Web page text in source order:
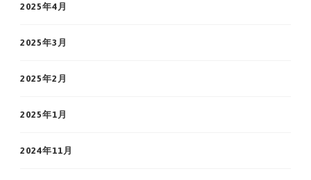
2025年4月
2025年3月
2025年2月
2025年1月
2024年11月